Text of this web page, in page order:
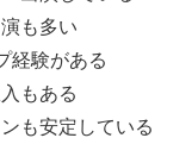
も多い
経験がある
もある
も安定している